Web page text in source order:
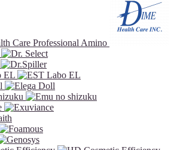
Care Professional Amino
EL